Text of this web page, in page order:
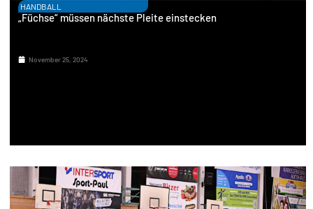
HANDBALL
„Füchse“ müssen nächste Pleite einstecken
November 25, 2024